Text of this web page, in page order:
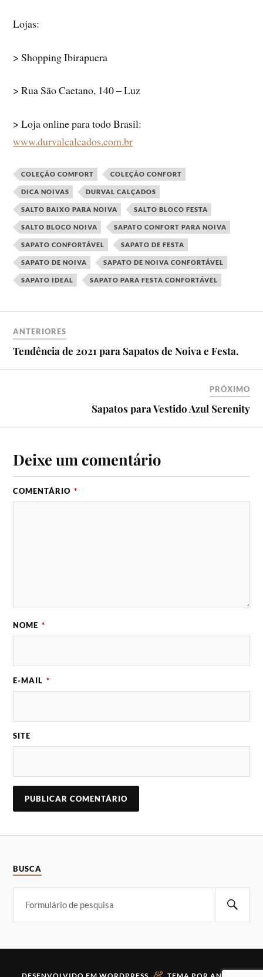
Lojas:
> Shopping Ibirapuera
> Rua São Caetano, 140 – Luz
> Loja online para todo Brasil:
www.durvalcalcados.com.br
COLEÇÃO COMFORT COLEÇÃO CONFORT
DICA NOIVAS DURVAL CALÇADOS
SALTO BAIXO PARA NOIVA SALTO BLOCO FESTA
SALTO BLOCO NOIVA SAPATO CONFORT PARA NOIVA
SAPATO CONFORTÁVEL SAPATO DE FESTA
SAPATO DE NOIVA SAPATO DE NOIVA CONFORTÁVEL
SAPATO IDEAL SAPATO PARA FESTA CONFORTÁVEL
ANTERIORES
Tendência de 2021 para Sapatos de Noiva e Festa.
PRÓXIMO
Sapatos para Vestido Azul Serenity
Deixe um comentário
COMENTÁRIO *
NOME *
E-MAIL *
SITE
BUSCA